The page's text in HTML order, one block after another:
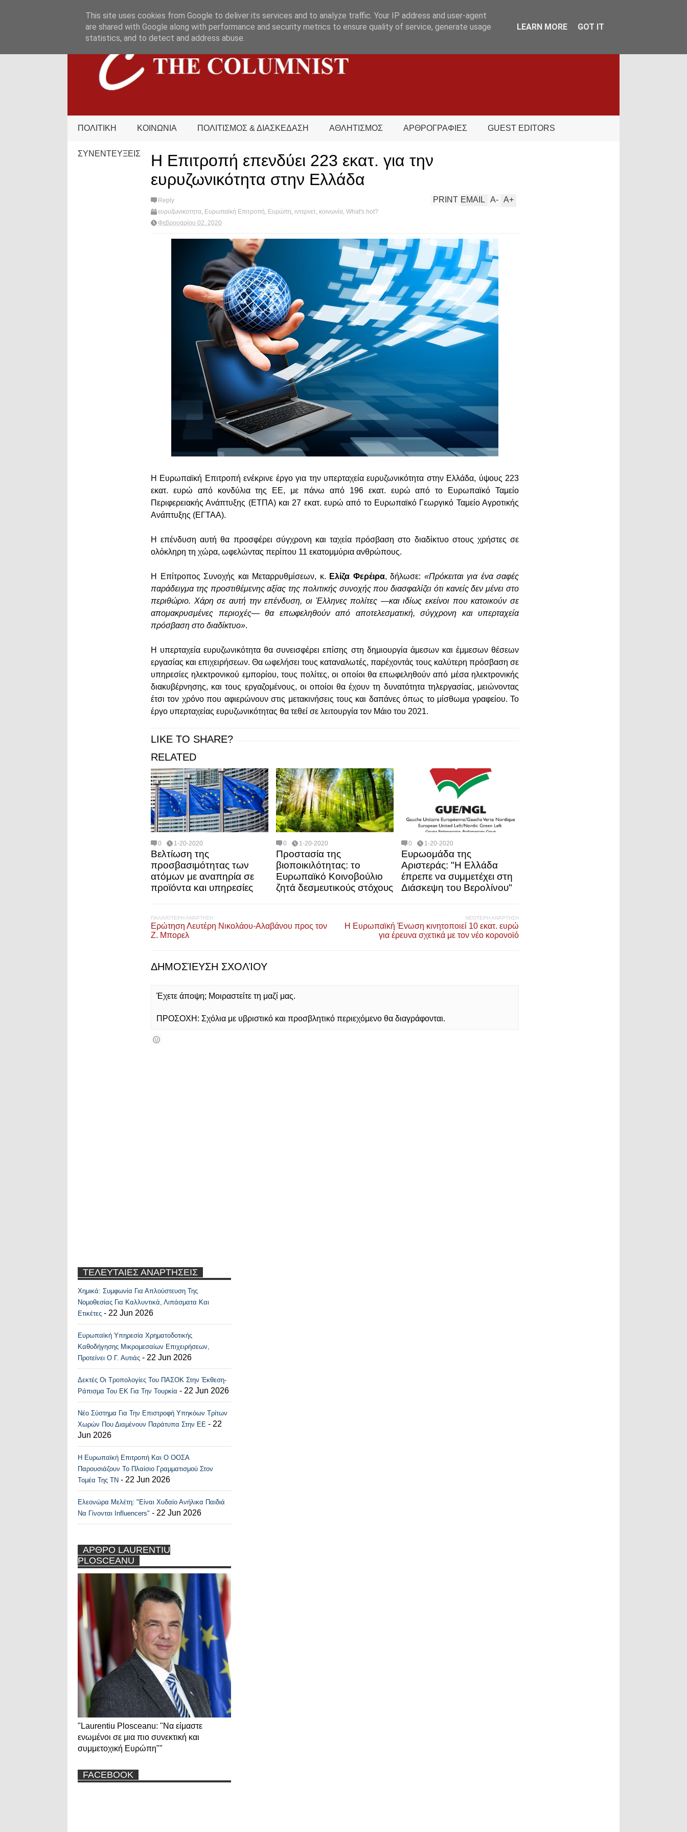
ΠΟΛΙΤΙΚΗ ΚΟΙΝΩΝΙΑ ΠΟΛΙΤΙΣΜΟΣ & ΔΙΑΣΚΕΔΑΣΗ ΑΘΛΗΤΙΣΜΟΣ ΑΡΘΡΟΓΡΑΦΙΕΣ GUEST EDITORS
ΣΥΝΕΝΤΕΥΞΕΙΣ
Η Επιτροπή επενδύει 223 εκατ. για την
ευρυζωνικότητα στην Ελλάδα
Reply
ευρυζωνικοτητα Ευρωπαϊκή Επιτροπή Ευρώπη ιντερνετ κοινωνία What's hot?
Φεβρουαρίου 02, 2020
A+
A-
EMAIL
PRINT
Η Ευρωπαϊκή Επιτροπή ενέκρινε έργο για την υπερταχεία ευρυζωνικότητα στην Ελλάδα, ύψους 223
εκατ. ευρώ από κονδύλια της ΕΕ, με πάνω από 196 εκατ. ευρώ από το Ευρωπαϊκό Ταμείο
Περιφερειακής Ανάπτυξης (ΕΤΠΑ) και 27 εκατ. ευρώ από το Ευρωπαϊκό Γεωργικό Ταμείο Αγροτικής
Ανάπτυξης (ΕΓΤΑΑ).
Η επένδυση αυτή θα προσφέρει σύγχρονη και ταχεία πρόσβαση στο διαδίκτυο στους χρήστες σε
ολόκληρη τη χώρα, ωφελώντας περίπου 11 εκατομμύρια ανθρώπους.
Η Επίτροπος Συνοχής και Μεταρρυθμίσεων, κ. Ελίζα Φερέιρα, δήλωσε: «Πρόκειται για ένα σαφές
παράδειγμα της προστιθέμενης αξίας της πολιτικής συνοχής που διασφαλίζει ότι κανείς δεν μένει στο
περιθώριο. Χάρη σε αυτή την επένδυση, οι Έλληνες πολίτες —και ιδίως εκείνοι που κατοικούν σε
απομακρυσμένες περιοχές— θα επωφεληθούν από αποτελεσματική, σύγχρονη και υπερταχεία
πρόσβαση στο διαδίκτυο».
Η υπερταχεία ευρυζωνικότητα θα συνεισφέρει επίσης στη δημιουργία άμεσων και έμμεσων θέσεων
εργασίας και επιχειρήσεων. Θα ωφελήσει τους καταναλωτές, παρέχοντάς τους καλύτερη πρόσβαση σε
υπηρεσίες ηλεκτρονικού εμπορίου, τους πολίτες, οι οποίοι θα επωφεληθούν από μέσα ηλεκτρονικής
διακυβέρνησης, και τους εργαζομένους, οι οποίοι θα έχουν τη δυνατότητα τηλεργασίας, μειώνοντας
έτσι τον χρόνο που αφιερώνουν στις μετακινήσεις τους και δαπάνες όπως το μίσθωμα γραφείου. Το
έργο υπερταχείας ευρυζωνικότητας θα τεθεί σε λειτουργία τον Μάιο του 2021.
LIKE TO SHARE?
RELATED
0 1-20-2020
Βελτίωση της
προσβασιμότητας των
ατόμων με αναπηρία σε
προϊόντα και υπηρεσίες
0 1-20-2020
Προστασία της
βιοποικιλότητας: το
Ευρωπαϊκό Κοινοβούλιο
ζητά δεσμευτικούς στόχους
0 1-20-2020
Ευρωομάδα της
Αριστεράς: "Η Ελλάδα
έπρεπε να συμμετέχει στη
Διάσκεψη του Βερολίνου"
ΠΑΛΑΙΌΤΕΡΗ ΑΝΆΡΤΗΣΗ
Ερώτηση Λευτέρη Νικολάου-Αλαβάνου προς τον
Ζ. Μπορελ
ΝΕΌΤΕΡΗ ΑΝΆΡΤΗΣΗ
Η Ευρωπαϊκή Ένωση κινητοποιεί 10 εκατ. ευρώ
για έρευνα σχετικά με τον νέο κορονοϊό
ΔΗΜΟΣΊΕΥΣΗ ΣΧΟΛΊΟΥ
Έχετε άποψη; Μοιραστείτε τη μαζί μας.
ΠΡΟΣΟΧΗ: Σχόλια με υβριστικό και προσβλητικό περιεχόμενο θα διαγράφονται.
ΤΕΛΕΥΤΑΙΕΣ ΑΝΑΡΤΗΣΕΙΣ
Recent Posts Widget
Χημικά: Συμφωνία Για Απλούστευση Της
Νομοθεσίας Για Καλλυντικά, Λιπάσματα Και
Ετικέτες - 22 Jun 2026
Ευρωπαϊκή Υπηρεσία Χρηματοδοτικής
Καθοδήγησης Μικρομεσαίων Επιχειρήσεων,
Προτείνει Ο Γ. Αυτιάς - 22 Jun 2026
Δεκτές Οι Τροπολογίες Του ΠΑΣΟΚ Στην Έκθεση-
Ράπισμα Του ΕΚ Για Την Τουρκία - 22 Jun 2026
Νέο Σύστημα Για Την Επιστροφή Υπηκόων Τρίτων
Χωρών Που Διαμένουν Παράτυπα Στην ΕΕ - 22
Jun 2026
Η Ευρωπαϊκή Επιτροπή Και Ο ΟΟΣΑ
Παρουσιάζουν Το Πλαίσιο Γραμματισμού Στον
Τομέα Της ΤΝ - 22 Jun 2026
Ελεονώρα Μελέτη: "Είναι Χυδαίο Ανήλικα Παιδιά
Να Γίνονται Influencers" - 22 Jun 2026
ΑΡΘΡΟ LAURENTIU
PLOSCEANU
"Laurentiu Plosceanu: "Να είμαστε
ενωμένοι σε μια πιο συνεκτική και
συμμετοχική Ευρώπη""
FACEBOOK
This site uses cookies from Google to deliver its services and to analyze traffic. Your IP address and user-agent
are shared with Google along with performance and security metrics to ensure quality of service, generate usage
statistics, and to detect and address abuse.
LEARN MORE GOT IT